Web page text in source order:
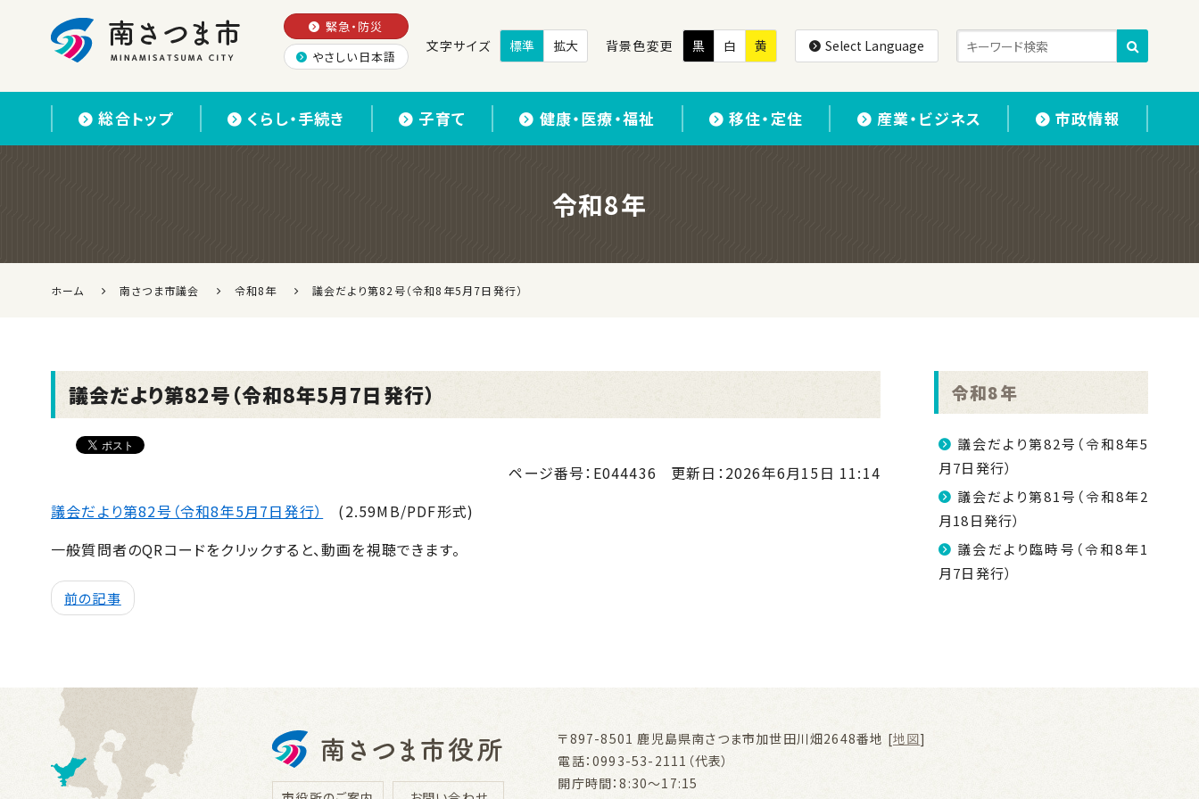
緊急・防災
やさしい日本語
文字サイズ 標準 拡大 背景色変更 黒 白 黄 Select Language
総合トップ くらし・手続き 子育て 健康・医療・福祉 移住・定住 産業・ビジネス 市政情報
令和8年
ホーム 南さつま市議会 令和8年 議会だより第82号（令和8年5月7日発行）
議会だより第82号（令和8年5月7日発行）
ページ番号：E044436 更新日：2026年6月15日 11:14
議会だより第82号（令和8年5月7日発行）
(2.59MB/PDF形式)
一般質問者のQRコードをクリックすると、動画を視聴できます。
前の記事
令和8年
議会だより第82号（令和8年5
月7日発行）
議会だより第81号（令和8年2
月18日発行）
議会だより臨時号（令和8年1
月7日発行）
〒897-8501鹿児島県南さつま市加世田川畑2648番地 [地図]
電話：0993-53-2111（代表）
開庁時間：8:30～17:15